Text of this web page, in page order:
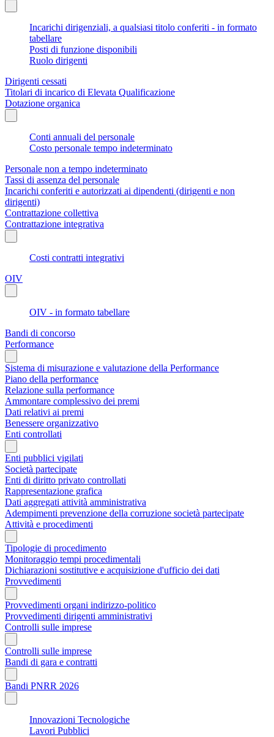
Incarichi dirigenziali, a qualsiasi titolo conferiti - in formato
tabellare
Posti di funzione disponibili
Ruolo dirigenti
Dirigenti cessati
Titolari di incarico di Elevata Qualificazione
Dotazione organica
Conti annuali del personale
Costo personale tempo indeterminato
Personale non a tempo indeterminato
Tassi di assenza del personale
Incarichi conferiti e autorizzati ai dipendenti (dirigenti e non
dirigenti)
Contrattazione collettiva
Contrattazione integrativa
Costi contratti integrativi
OIV
OIV - in formato tabellare
Bandi di concorso
Performance
Sistema di misurazione e valutazione della Performance
Piano della performance
Relazione sulla performance
Ammontare complessivo dei premi
Dati relativi ai premi
Benessere organizzativo
Enti controllati
Enti pubblici vigilati
Società partecipate
Enti di diritto privato controllati
Rappresentazione grafica
Dati aggregati attività amministrativa
Adempimenti prevenzione della corruzione società partecipate
Attività e procedimenti
Tipologie di procedimento
Monitoraggio tempi procedimentali
Dichiarazioni sostitutive e acquisizione d'ufficio dei dati
Provvedimenti
Provvedimenti organi indirizzo-politico
Provvedimenti dirigenti amministrativi
Controlli sulle imprese
Controlli sulle imprese
Bandi di gara e contratti
Bandi PNRR 2026
Innovazioni Tecnologiche
Lavori Pubblici